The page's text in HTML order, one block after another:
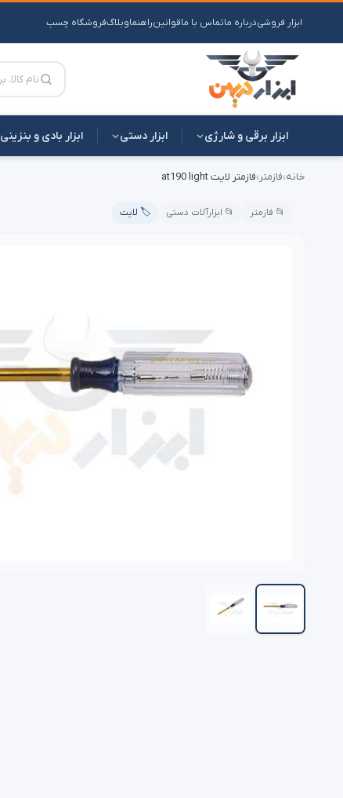
ابزار فروشیدرباره ماتماس با ماقوانینراهنماوبلاگفروشگاه چسب
ابزار برقی و شارژی ابزار دستی ابزار بادی و بنزینی
خانه›فازمتر›فازمتر لایت at190 light
📂 فازمتر 📂 ابزارآلات دستی 🏷️ لایت